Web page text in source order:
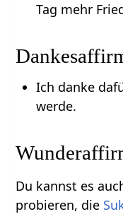
Tag mehr
Ich danke
werde.
Du kannst es
probieren, die